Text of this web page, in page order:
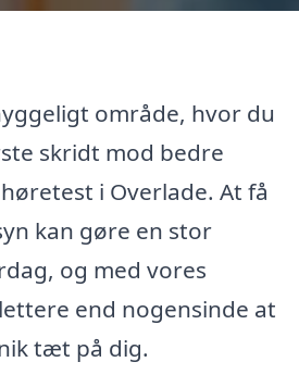
område, hvor du
skridt mod bedre
i Overlade. At få
kan gøre en stor
og med vores
end nogensinde at
tæt på dig.